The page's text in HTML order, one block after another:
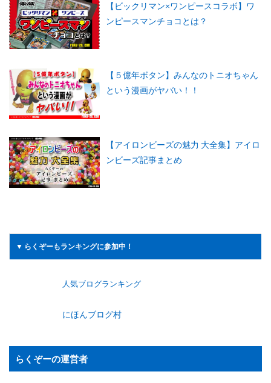
【ビックリマン×ワンピースコラボ】ワ
ンピースマンチョコとは？
【５億年ボタン】みんなのトニオちゃん
という漫画がヤバい！！
【アイロンビーズの魅力 大全集】アイロ
ンビーズ記事まとめ
▼ らくぞーもランキングに参加中！
人気ブログランキング
にほんブログ村
らくぞーの運営者